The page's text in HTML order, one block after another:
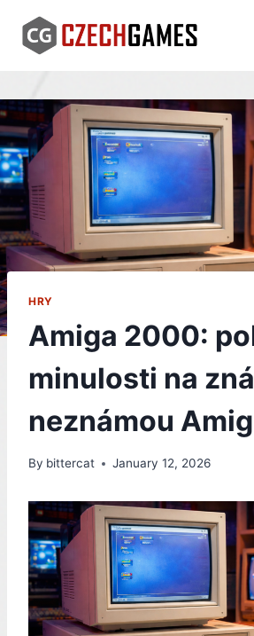
content
HRY
Amiga 2000:
minulosti na
neznámou
By bittercat January 12, 2026